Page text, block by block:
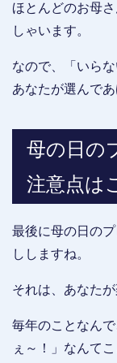
ほとんどのお母
しゃいます。
なので、「いら
あなたが選んであ
母の日の
注意点は
最後に母の日の
ししますね。
それは、あなた
毎年のことなん
ぇ～！」なんて